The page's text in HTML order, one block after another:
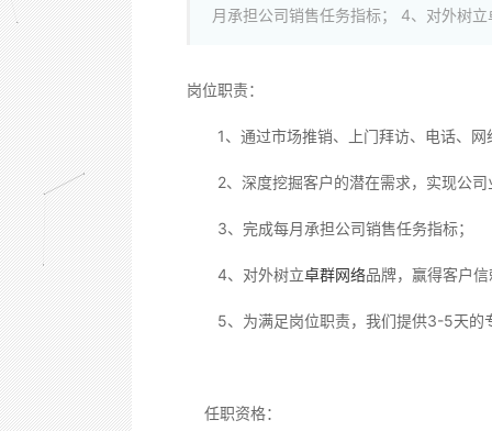
月承担公司销售任务指标； 4、对外树
岗位职责：
1、通过市场推销、上门拜访、电话、网
2、深度挖掘客户的潜在需求，实现公司
3、完成每月承担公司销售任务指标；
4、对外树立卓群网络品牌，赢得客户信
5、为满足岗位职责，我们提供3-5天的专
任职资格：